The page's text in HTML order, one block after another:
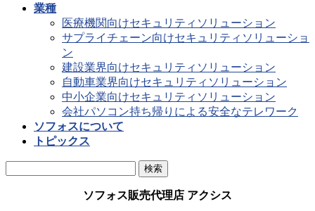
業種
医療機関向けセキュリティソリューション
サプライチェーン向けセキュリティソリューショ
ン
建設業界向けセキュリティソリューション
自動車業界向けセキュリティソリューション
中小企業向けセキュリティソリューション
会社パソコン持ち帰りによる安全なテレワーク
ソフォスについて
トピックス
ソフォス販売代理店 アクシス